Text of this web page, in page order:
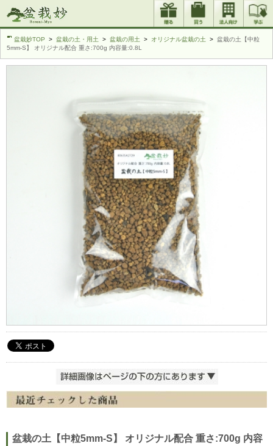
盆栽妙TOP 盆栽の土・用土 盆栽の用土 オリジナル盆栽の土
盆栽の土【中粒
5mm-S】 オリジナル配合 重さ:700g 内容量:0.8L
盆栽の土【中粒5mm-S】 オリジナル配合 重さ:700g 内容